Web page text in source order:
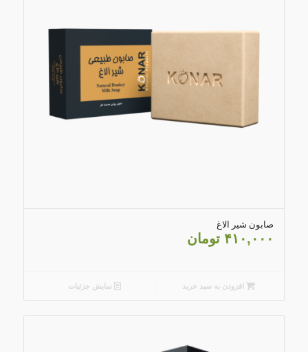
4.79
صابون شیر الاغ
۴۱۰,۰۰۰ تومان
افزودن به سبد خرید نمایش جزئیات